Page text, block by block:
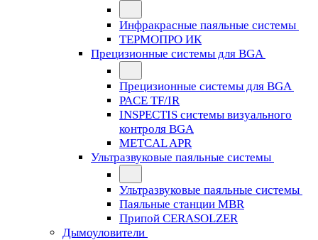
Инфракрасные паяльные системы
ТЕРМОПРО ИК
Прецизионные системы для BGA
Прецизионные системы для BGA
PACE TF/IR
INSPECTIS системы визуального
контроля BGA
METCAL APR
Ультразвуковые паяльные системы
Ультразвуковые паяльные системы
Паяльные станции MBR
Припой CERASOLZER
Дымоуловители